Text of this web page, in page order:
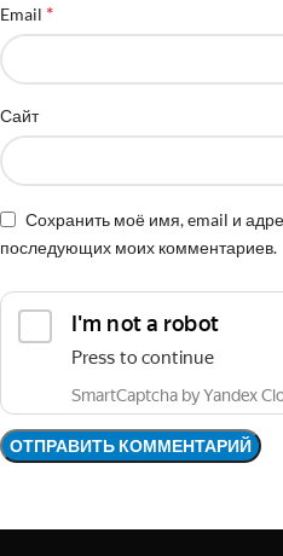
Email *
Сайт
Сохранить моё имя, email и
последующих моих комментариев.